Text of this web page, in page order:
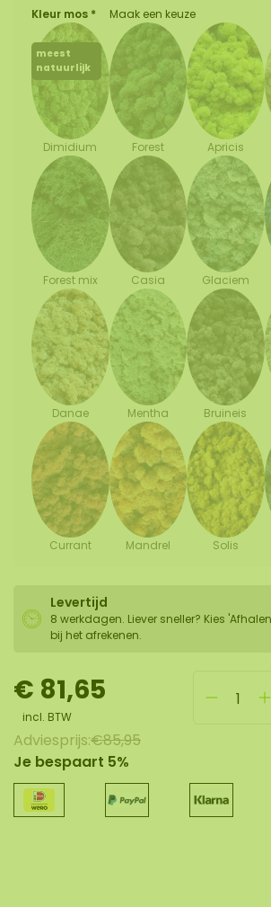
Kleur mos * Maak een keuze
meest
natuurlijk
Dimidium Forest Apricis
Forest mix Casia Glaciem
Danae Mentha Bruineis
Currant Mandrel Solis
Levertijd
8 werkdagen. Liever sneller? Kies
bij het afrekenen.
€ 81,65
incl. BTW
Adviesprijs:€85,95
Je bespaart 5%